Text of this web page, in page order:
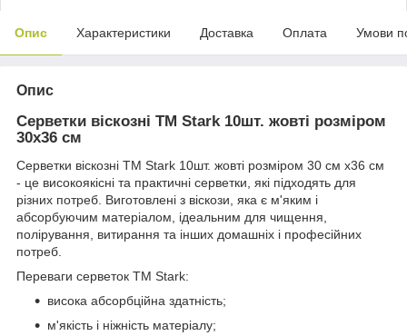
Опис Характеристики Доставка Оплата Умови
Опис
Серветки віскозні ТМ Stark 10шт. жовті розміром
30х36 см
Серветки віскозні ТМ Stark 10шт. жовті розміром 30 см х36 см
- це високоякісні та практичні серветки, які підходять для
різних потреб. Виготовлені з віскози, яка є м'яким і
абсорбуючим матеріалом, ідеальним для чищення,
полірування, витирання та інших домашніх і професійних
потреб.
Переваги серветок ТМ Stark:
висока абсорбційна здатність;
м'якість і ніжність матеріалу;